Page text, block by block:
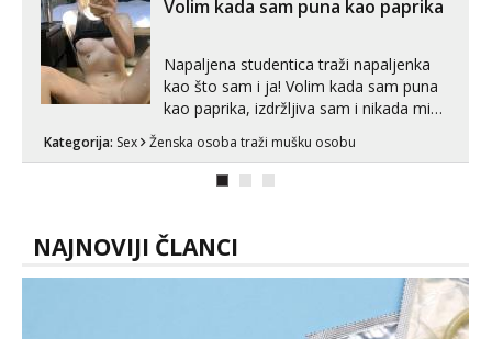
videopozivu. 😉 S vama sam vec 5 ...
Volim kada sam puna kao paprika
Napaljena studentica traži napaljenka
kao što sam i ja! Volim kada sam puna
kao paprika, izdržljiva sam i nikada mi
puta dnevno bilo kad i bilo gdje zato se
javi što prije da me isprobaš Klikni na
Kategorija: Sex Ženska osoba traži mušku osobu
NAJNOVIJI ČLANCI